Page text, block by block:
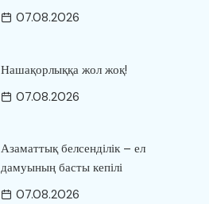
07.08.2026
Нашақорлыққа жол жоқ!
07.08.2026
Азаматтық белсенділік – ел
дамуының басты кепілі
07.08.2026